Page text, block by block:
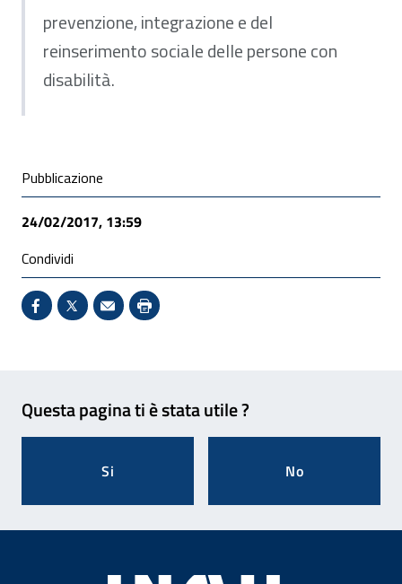
prevenzione, integrazione e del
reinserimento sociale delle persone con
disabilità.
Condivisione social
Pubblicazione
24/02/2017, 13:59
Condividi
Condividi su Facebook - Sito esterno - Apertura in
X - Sito esterno - Apertura in nuova finestra
Invio Mail: apre il programma di posta
Stampa pagina: scelta meno
Questa pagina ti è stata utile ?
Si No